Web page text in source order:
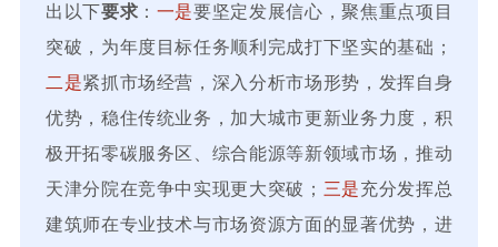
出以下要求 ： 一是要坚定发展信心，聚焦重点项目
突破，为年度目标任务顺利完成打下坚实的基础；
二是紧抓市场经营，深入分析市场形势，发挥自身
优势，稳住传统业务，加大城市更新业务力度，积
极开拓零碳服务区、综合能源等新领域市场，推动
天津分院在竞争中实现更大突破； 三是充分发挥总
建筑师在专业技术与市场资源方面的显著优势，进